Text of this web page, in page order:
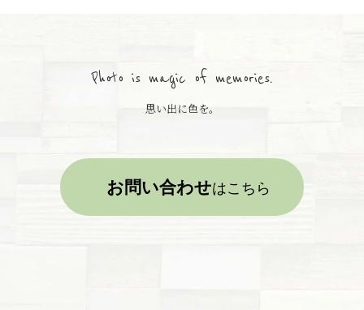
Photo is magic of memories.
思い出に色を。
お問い合わせはこちら